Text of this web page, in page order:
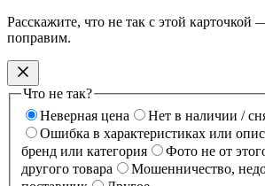
Расскажите, что не так с этой карточкой
поправим.
Что не так?
Неверная цена
Нет в наличии /
Ошибка в характеристиках или
бренд или категория
Фото не от
другого товара
Мошенничество,